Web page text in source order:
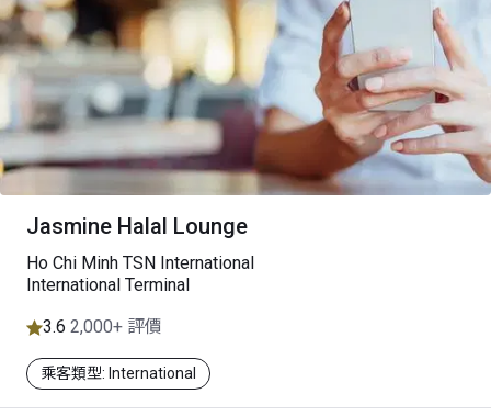
Jasmine Halal Lounge
Ho Chi Minh TSN International
International Terminal
3.6 2,000+ 評價
乘客類型: International